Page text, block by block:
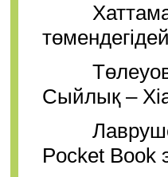
Хаттама
Төлеуова
Сыйлық –
Pocket Book